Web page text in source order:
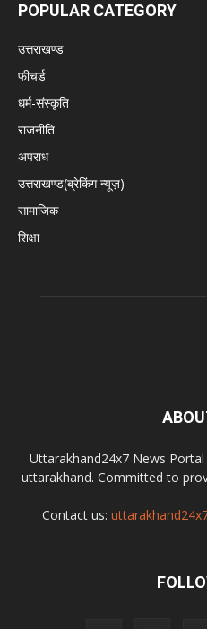
POPULAR CATEGORY
उत्तराखण्ड
फीचर्ड
धर्म-संस्कृति
राजनीति
अपराध
उत्तराखण्ड(ब्रेकिंग न्यूज़)
सामाजिक
शिक्षा
Uttarakhand24x7 News
uttarakhand. Committed to
Contact us: